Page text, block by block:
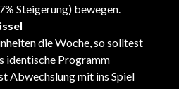
Steigerung) bewegen.
die Woche, so solltest
identische Programm
Abwechslung mit ins Spiel